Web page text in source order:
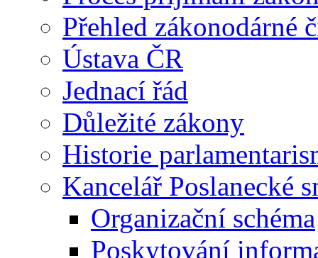
Přehled zákonodárné
Ústava ČR
Jednací řád
Důležité zákony
Historie
Kancelář Poslanecké
Organizační schéma
Poskytování